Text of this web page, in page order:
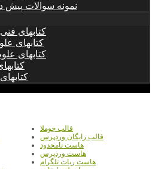
نمونه سوالات پیش
کتابهای
کتابهای
کتابهای
قالب جوملا
قالب رایگان وردپرس
هاست نامحدود
هاست وردپرس
هاست ربات تلگرام